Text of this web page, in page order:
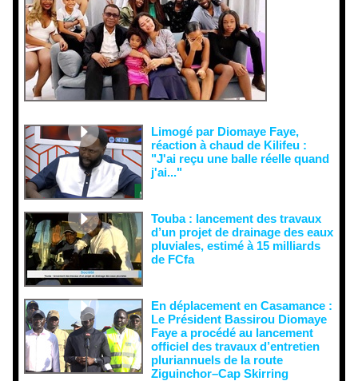
Limogé par Diomaye Faye,
réaction à chaud de Kilifeu :
"J'ai reçu une balle réelle quand
j'ai..."
Touba : lancement des travaux
d’un projet de drainage des eaux
pluviales, estimé à 15 milliards
de FCfa ‎
En déplacement en Casamance :
Le Président Bassirou Diomaye
Faye a procédé au lancement
officiel des travaux d’entretien
pluriannuels de la route
Ziguinchor–Cap Skirring